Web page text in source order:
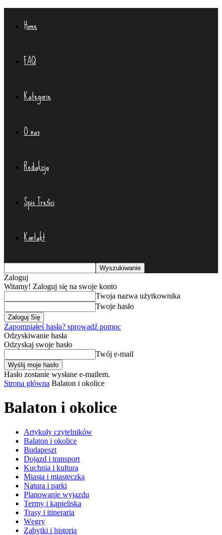
Home
FAQ
Kategorie
O nas
Redakcja
Spis Treści
Kontakt
Zaloguj
Witamy! Zaloguj się na swoje konto
Twoja nazwa użytkownika
Twoje hasło
Zapomniałeś hasła? sprowadź pomoc
Odzyskiwanie hasła
Odzyskaj swoje hasło
Twój e-mail
Hasło zostanie wysłane e-mailem.
Strona główna Balaton i okolice
Balaton i okolice
Artykuły czytelników
Balaton i okolice
Budapeszt
Dojazd i transport
Kuchnia i kultura
Miasta i miasteczka
Natura i parki
Planowanie wyjazdu
Termy i kąpieliska
Trasy i itineraria
Węgry
Zabytki i historia